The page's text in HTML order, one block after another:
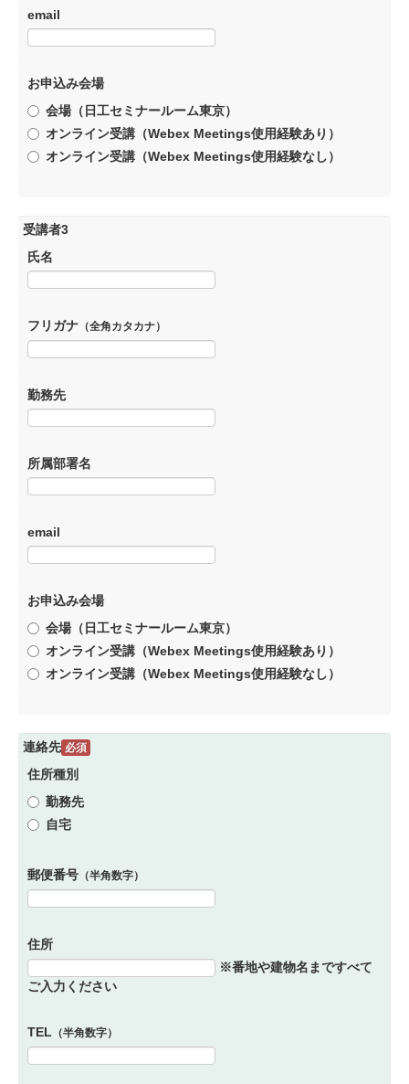
email
お申込み会場
会場（日工セミナールーム東京）
オンライン受講（Webex Meetings使用経験あり）
オンライン受講（Webex Meetings使用経験なし）
受講者3
氏名
フリガナ （全角カタカナ）
勤務先
所属部署名
email
お申込み会場
会場（日工セミナールーム東京）
オンライン受講（Webex Meetings使用経験あり）
オンライン受講（Webex Meetings使用経験なし）
連絡先 必須
住所種別
勤務先
自宅
郵便番号 （半角数字）
住所
※番地や建物名まですべて
ご入力ください
TEL （半角数字）